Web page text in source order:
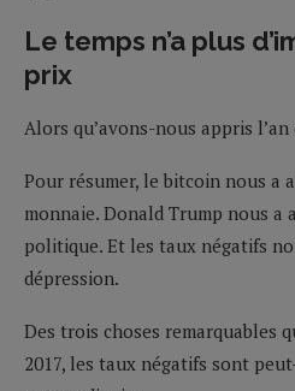
Le temps n’a plus
prix
Alors qu’avons-nous appris l’an
Pour résumer, le bitcoin nous a
monnaie. Donald Trump nous a
politique. Et les taux négatifs
dépression.
Des trois choses remarquables
2017, les taux négatifs sont